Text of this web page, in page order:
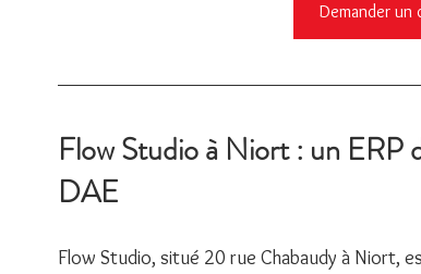
Demander un
Flow Studio à Niort : un ERP
DAE
Flow Studio, situé 20 rue Chabaudy à Niort,